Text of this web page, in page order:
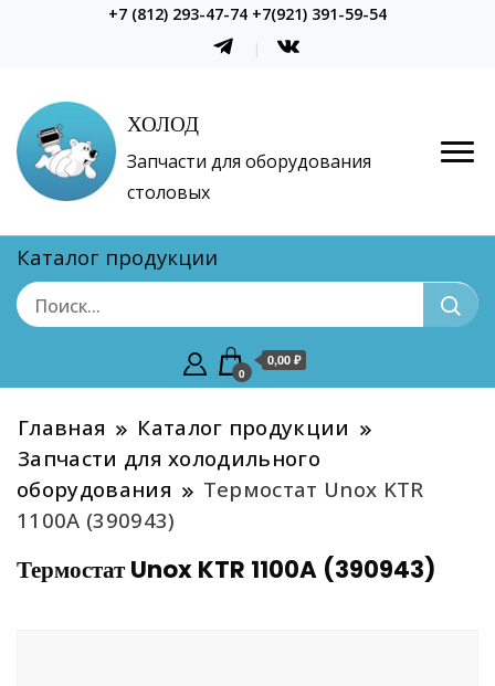
+7 (812) 293-47-74 +7(921) 391-59-54
ХОЛОД
Запчасти для оборудования
столовых
Каталог продукции
0
0,00 ₽
Главная
Каталог продукции
Запчасти для холодильного
оборудования
Термостат Unox KTR
1100A (390943)
Термостат Unox KTR 1100A (390943)